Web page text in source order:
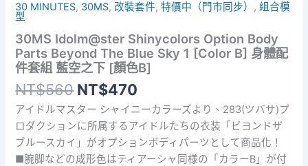
30 MINUTES, 30MS, 改裝套件,特價中（門市同步） ,組合模
型
30MS Idolm@ster Shinycolors Option Body
Parts Beyond The Blue Sky 1 [Color B] 身體配
件套組 藍空之下 [顏色B]
NT$560 原
始
價
格：
NT$560。
NT$470
前
價
格：
NT$470。
アイドルマスター シャイニーカラーズより、283(ツバサ)プ
ロダクションに所属するアイドルたちの衣装「ビヨンドザ
ブルースカイ」がオプションボディパーツとして商品化！
■腕脚などの成形色はティアーシャ同様の「カラーB」が付